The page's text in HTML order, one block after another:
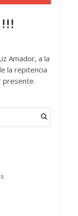
!!!
Amador, a la
la repitencia
presente